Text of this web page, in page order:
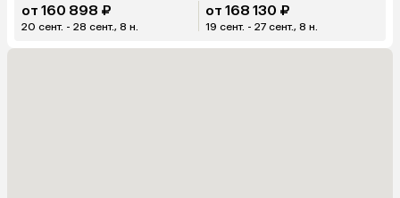
от 160 898 ₽
20 сент. - 28 сент., 8 н.
от 168 130 ₽
19 сент. - 27 сент., 8 н.